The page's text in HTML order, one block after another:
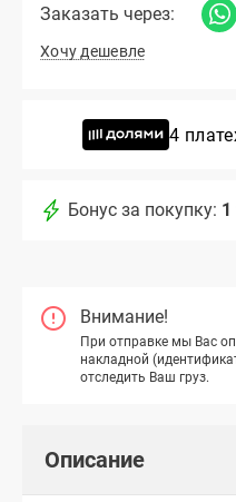
Заказать через:
Хочу дешевле
4
Бонус за покупку: 1
Внимание!
При отправке мы Вас
накладной
отследить Ваш груз.
Описание